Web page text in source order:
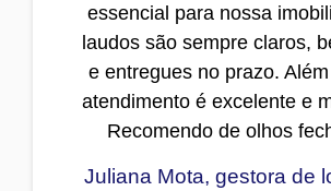
essencial para nossa
laudos são sempre claros,
e entregues no prazo.
atendimento é excelente e
Recomendo de olhos
Juliana Mota, gestora de